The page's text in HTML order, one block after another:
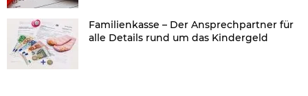
Familienkasse – Der Ansprechpartner für
alle Details rund um das Kindergeld